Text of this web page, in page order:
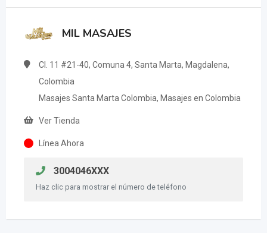
MIL MASAJES
Cl. 11 #21-40, Comuna 4, Santa Marta, Magdalena,
Colombia
Masajes Santa Marta Colombia, Masajes en Colombia
Ver Tienda
Línea Ahora
3004046XXX
Haz clic para mostrar el número de teléfono